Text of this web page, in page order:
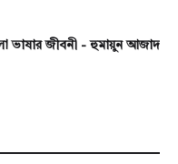
ভাষার জীবনী - হুমায়ুন আজাদ